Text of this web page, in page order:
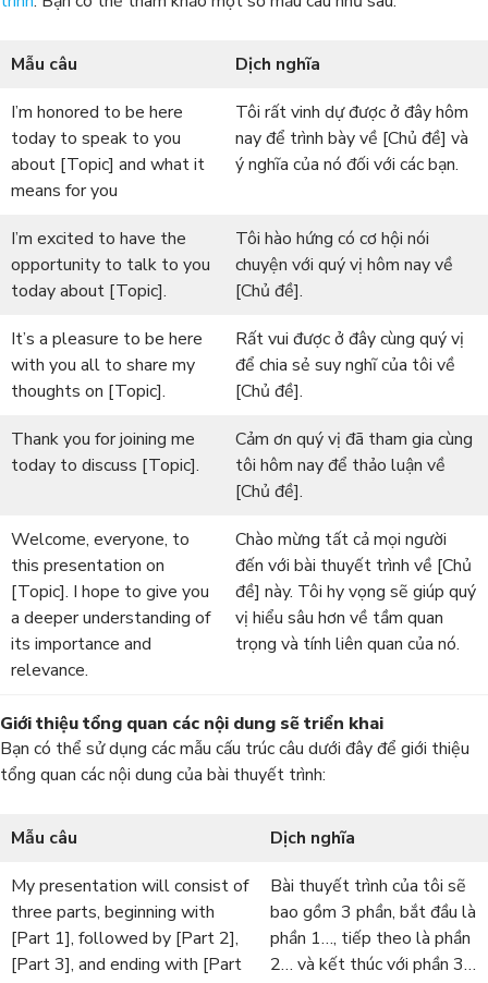
Mẫu câu
Dịch nghĩa
I’m honored to be here
today to speak to you
about [Topic] and what it
means for you
Tôi rất vinh dự được ở đây hôm
nay để trình bày về [Chủ đề] và
ý nghĩa của nó đối với các bạn.
I’m excited to have the
opportunity to talk to you
today about [Topic].
Tôi hào hứng có cơ hội nói
chuyện với quý vị hôm nay về
[Chủ đề].
It’s a pleasure to be here
with you all to share my
thoughts on [Topic].
Rất vui được ở đây cùng quý vị
để chia sẻ suy nghĩ của tôi về
[Chủ đề].
Thank you for joining me
today to discuss [Topic].
Cảm ơn quý vị đã tham gia cùng
tôi hôm nay để thảo luận về
[Chủ đề].
Welcome, everyone, to
this presentation on
[Topic]. I hope to give you
a deeper understanding of
its importance and
relevance.
Chào mừng tất cả mọi người
đến với bài thuyết trình về [Chủ
đề] này. Tôi hy vọng sẽ giúp quý
vị hiểu sâu hơn về tầm quan
trọng và tính liên quan của nó.
Giới thiệu tổng quan các nội dung sẽ triển khai
Bạn có thể sử dụng các mẫu cấu trúc câu dưới đây để giới thiệu
tổng quan các nội dung của bài thuyết trình:
Mẫu câu
Dịch nghĩa
My presentation will consist of
three parts, beginning with
[Part 1], followed by [Part 2],
[Part 3], and ending with [Part
Bài thuyết trình của tôi sẽ
bao gồm 3 phần, bắt đầu là
phần 1…, tiếp theo là phần
2… và kết thúc với phần 3…